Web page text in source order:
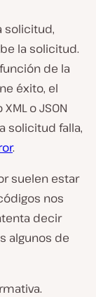
solicitud,
la solicitud.
de la
éxito, el
o JSON
solicitud falla,
.
suelen estar
nos
decir
algunos de